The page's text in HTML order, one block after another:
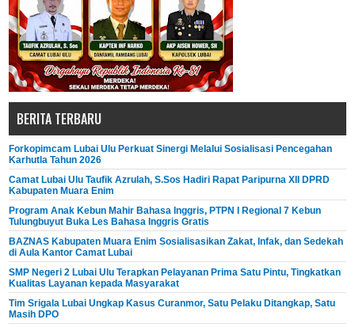
BERITA TERBARU
Forkopimcam Lubai Ulu Perkuat Sinergi Melalui Sosialisasi Pencegahan
Karhutla Tahun 2026
Camat Lubai Ulu Taufik Azrulah, S.Sos Hadiri Rapat Paripurna XII DPRD
Kabupaten Muara Enim
Program Anak Kebun Mahir Bahasa Inggris, PTPN I Regional 7 Kebun
Tulungbuyut Buka Les Bahasa Inggris Gratis
BAZNAS Kabupaten Muara Enim Sosialisasikan Zakat, Infak, dan Sedekah
di Aula Kantor Camat Lubai
SMP Negeri 2 Lubai Ulu Terapkan Pelayanan Prima Satu Pintu, Tingkatkan
Kualitas Layanan kepada Masyarakat
Tim Srigala Lubai Ungkap Kasus Curanmor, Satu Pelaku Ditangkap, Satu
Masih DPO